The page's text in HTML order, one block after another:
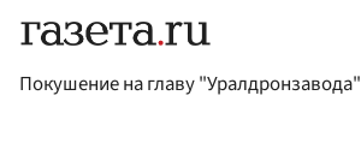
Покушение на главу "Уралдронзавода"